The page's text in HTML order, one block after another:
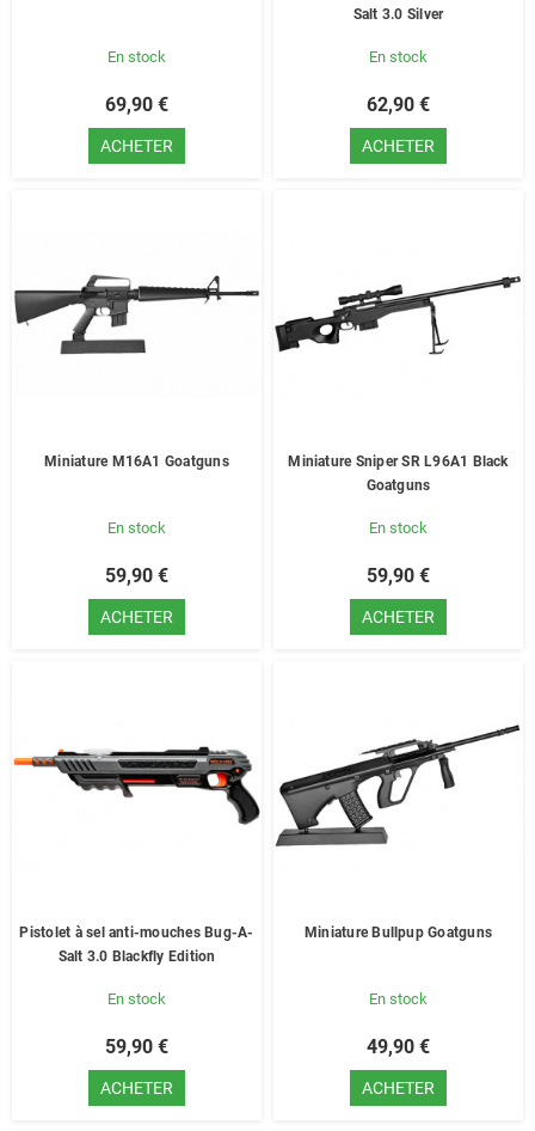
En stock
69,90 €
ACHETER
Salt 3.0 Silver
En stock
62,90 €
ACHETER
Miniature M16A1 Goatguns
En stock
59,90 €
ACHETER
Miniature Sniper SR L96A1 Black
Goatguns
En stock
59,90 €
ACHETER
Pistolet à sel anti-mouches Bug-A-
Salt 3.0 Blackfly Edition
En stock
59,90 €
ACHETER
Miniature Bullpup Goatguns
En stock
49,90 €
ACHETER